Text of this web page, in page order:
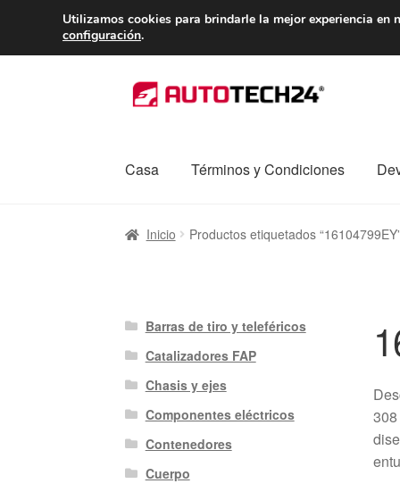
ENTREGA desde
Ir
a
Ir
al
Casa
Términos y Condiciones
InicioCaja registradora CarroContacto
Inicio Productos etiquetados
Barras de tiro y teleféricos
Catalizadores FAP
Chasis y ejes
Componentes eléctricos
Contenedores
Cuerpo
Utilizamos cookies para brindarle la mejor experiencia en
configuración.